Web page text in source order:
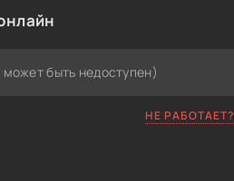
быть недоступен)
НЕ РАБОТАЕТ?